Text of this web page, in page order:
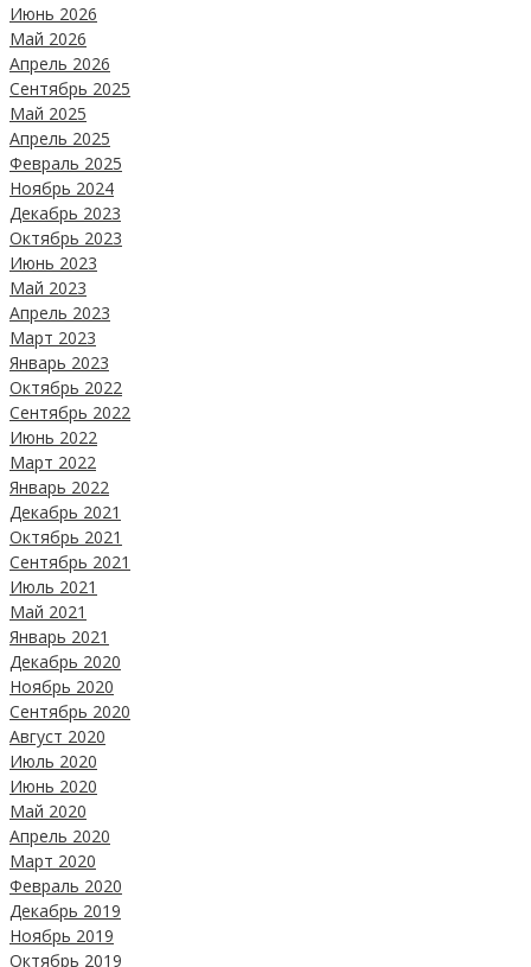
Июнь 2026
Май 2026
Апрель 2026
Сентябрь 2025
Май 2025
Апрель 2025
Февраль 2025
Ноябрь 2024
Декабрь 2023
Октябрь 2023
Июнь 2023
Май 2023
Апрель 2023
Март 2023
Январь 2023
Октябрь 2022
Сентябрь 2022
Июнь 2022
Март 2022
Январь 2022
Декабрь 2021
Октябрь 2021
Сентябрь 2021
Июль 2021
Май 2021
Январь 2021
Декабрь 2020
Ноябрь 2020
Сентябрь 2020
Август 2020
Июль 2020
Июнь 2020
Май 2020
Апрель 2020
Март 2020
Февраль 2020
Декабрь 2019
Ноябрь 2019
Октябрь 2019